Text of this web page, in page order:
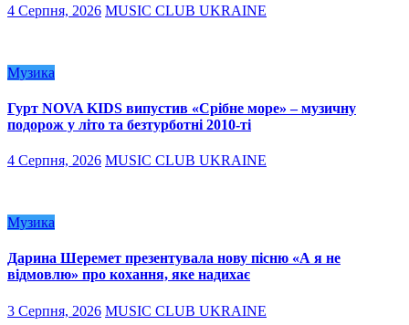
4 Серпня, 2026 MUSIC CLUB UKRAINE
Музика
Гурт NOVA KIDS випустив «Срібне море» – музичну
подорож у літо та безтурботні 2010-ті
4 Серпня, 2026 MUSIC CLUB UKRAINE
Музика
Дарина Шеремет презентувала нову пісню «А я не
відмовлю» про кохання, яке надихає
3 Серпня, 2026 MUSIC CLUB UKRAINE